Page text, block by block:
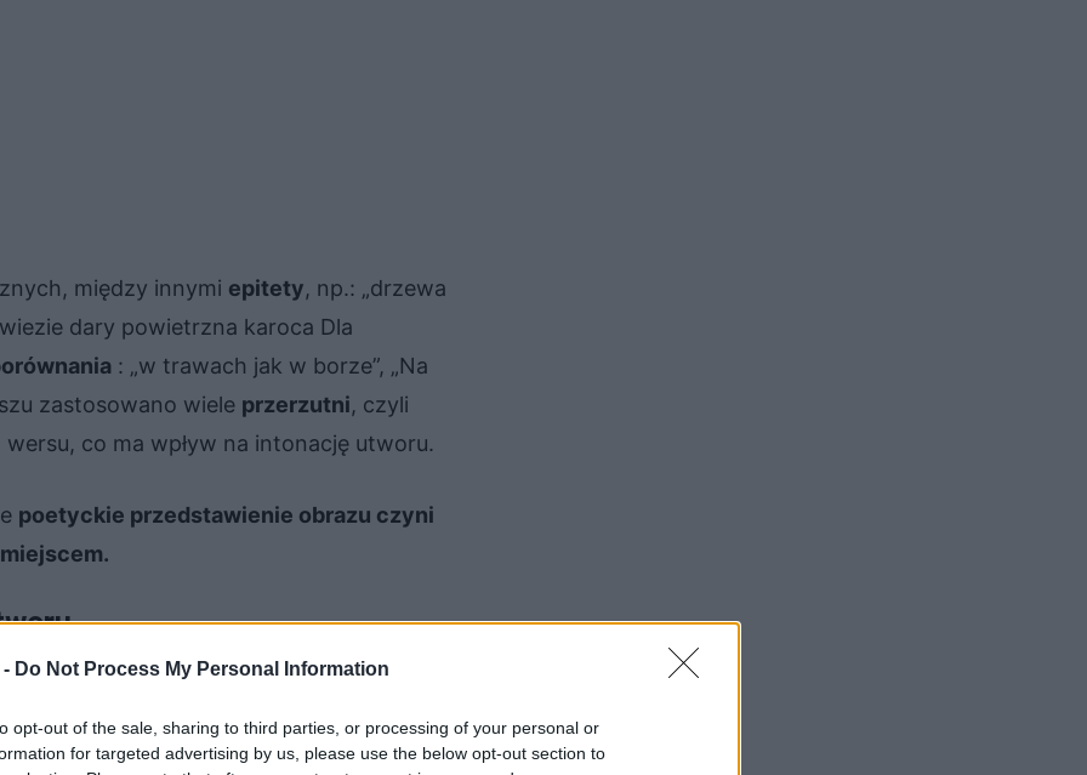
Do Not Process My Personal Information
opt-out of the sale, sharing to third parties, or processing of your personal or
for targeted advertising by us, please use the below opt-out section to
między innymi epitety, np.: „drzewa
wiezie dary powietrzna karoca Dla
: „w trawach jak w borze”, „Na
zastosowano wiele przerzutni, czyli
co ma wpływ na intonację utworu.
poetyckie przedstawienie obrazu czyni
uczestników wędrówki naturę. Kroczą